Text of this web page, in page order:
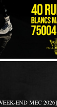
END MEC 2026]